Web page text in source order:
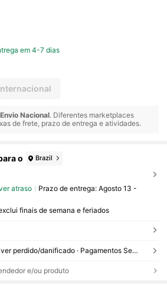
em 4-7 dias
Envio Nacional. Diferentes marketplaces
de frete, prazo de entrega e atividades.
o Brazil
atraso Prazo de entrega: Agosto 13 -
finais de semana e feriados
Reenviar se o item estiver perdido/danificado · Pagamentos Seguros · Proteção de privacidade
e/ou produto